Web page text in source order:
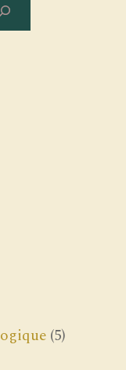
(5)